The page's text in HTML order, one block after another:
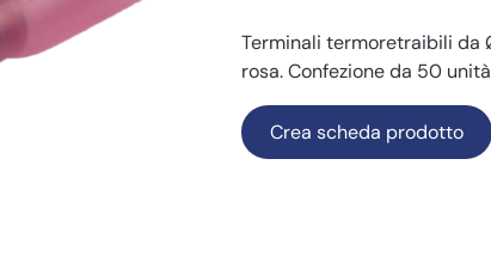
Terminali termoretraibili da
rosa. Confezione da 50 unità
Crea scheda prodotto